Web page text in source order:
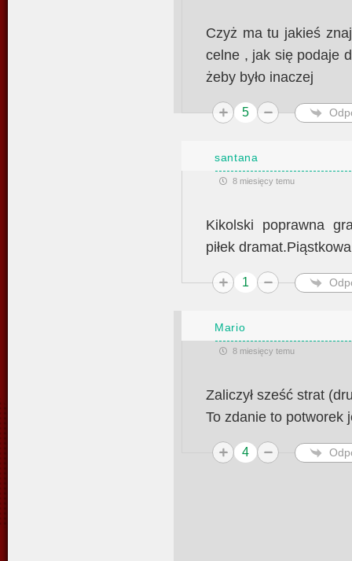
Czyż ma tu jakieś
celne , jak się podaje
żeby było inaczej
5
santana
8 miesięcy temu
Kikolski poprawna
piłek
1
Mario
8 miesięcy temu
Zaliczył sześć strat
To zdanie to potworek
4